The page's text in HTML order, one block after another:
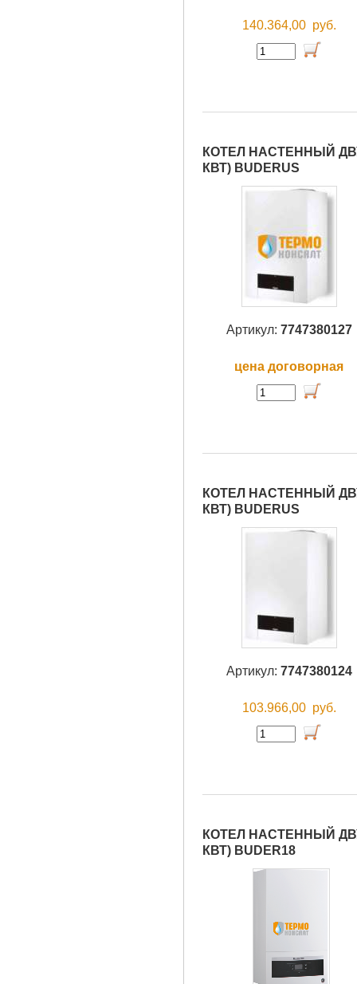
140.364,00 руб.
КОТЕЛ НАСТЕННЫЙ
КВТ) BUDERUS
Артикул: 7747380127
цена договорная
КОТЕЛ НАСТЕННЫЙ
КВТ) BUDERUS
Артикул: 7747380124
103.966,00 руб.
КОТЕЛ НАСТЕННЫЙ
КВТ) BUDER18